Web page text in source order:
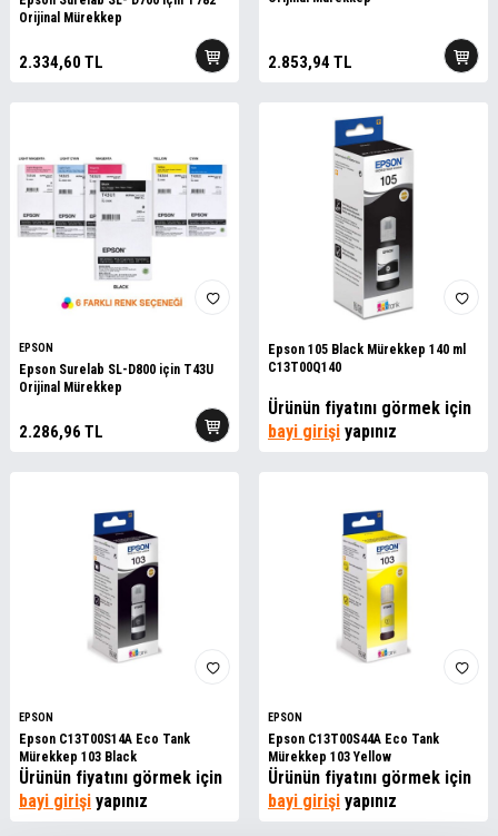
Orijinal Mürekkep
2.334,60 TL 2.853,94 TL
EPSON
Epson Surelab SL-D800 için T43U
Orijinal Mürekkep
2.286,96 TL
Epson 105 Black Mürekkep 140 ml
C13T00Q140
Ürünün fiyatını görmek için
bayi girişi yapınız
EPSON
Epson C13T00S14A Eco Tank
Mürekkep 103 Black
Ürünün fiyatını görmek için
bayi girişi yapınız
EPSON
Epson C13T00S44A Eco Tank
Mürekkep 103 Yellow
Ürünün fiyatını görmek için
bayi girişi yapınız